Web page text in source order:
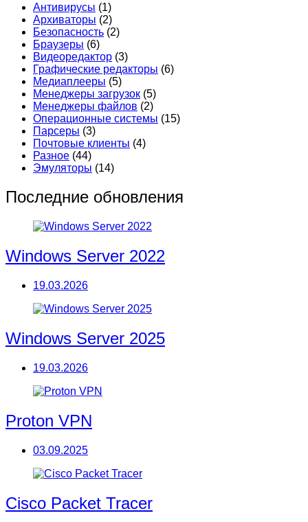
Антивирусы (1)
Архиваторы (2)
Безопасность (2)
Браузеры (6)
Видеоредактор (3)
Графические редакторы (6)
Медиаплееры (5)
Менеджеры загрузок (5)
Менеджеры файлов (2)
Операционные системы (15)
Парсеры (3)
Почтовые клиенты (4)
Разное (44)
Эмуляторы (14)
Последние обновления
Windows Server 2022
19.03.2026
Windows Server 2025
19.03.2026
Proton VPN
03.09.2025
Cisco Packet Tracer